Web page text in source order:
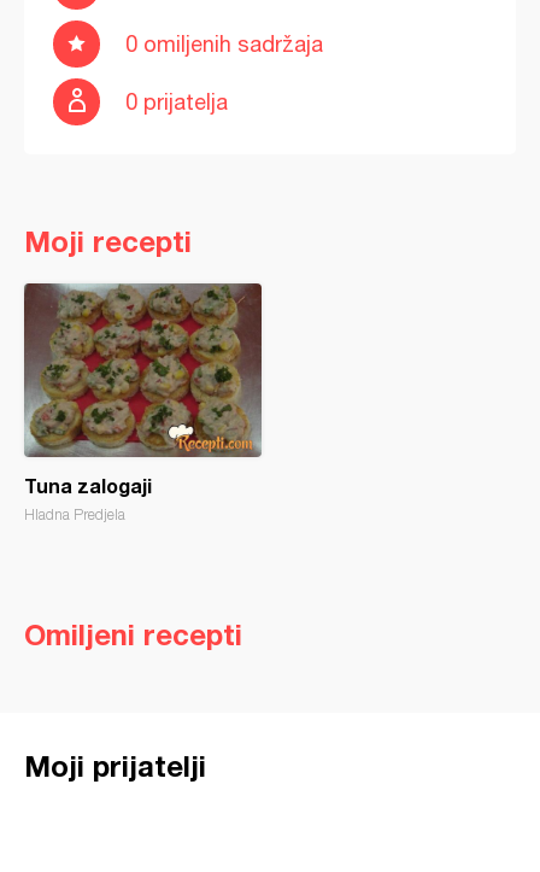
0 omiljenih sadržaja
0 prijatelja
Moji recepti
Tuna zalogaji
Hladna Predjela
Omiljeni recepti
Moji prijatelji